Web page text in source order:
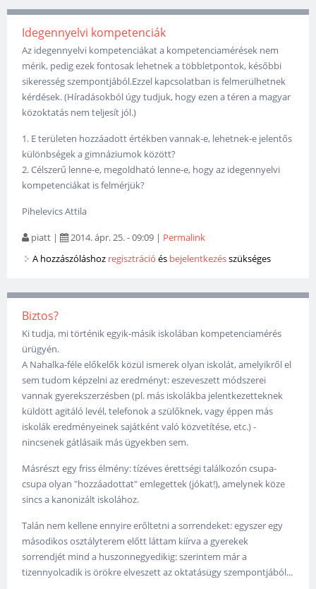
Idegennyelvi kompetenciák
Az idegennyelvi kompetenciákat a kompetenciamérések nem
mérik, pedig ezek fontosak lehetnek a többletpontok, későbbi
sikeresség szempontjából.Ezzel kapcsolatban is felmerülhetnek
kérdések. (Híradásokból úgy tudjuk, hogy ezen a téren a magyar
közoktatás nem teljesít jól.)
1. E területen hozzáadott értékben vannak-e, lehetnek-e jelentős
különbségek a gimnáziumok között?
2. Célszerű lenne-e, megoldható lenne-e, hogy az idegennyelvi
kompetenciákat is felmérjük?
Pihelevics Attila
piatt | 2014. ápr. 25. - 09:09 | Permalink
A hozzászóláshoz regisztráció és bejelentkezésszükséges
Biztos?
Ki tudja, mi történik egyik-másik iskolában kompetenciamérés
ürügyén.
A Nahalka-féle előkelők közül ismerek olyan iskolát, amelyikről el
sem tudom képzelni az eredményt: eszeveszett módszerei
vannak gyerekszerzésben (pl. más iskolákba jelentkezetteknek
küldött agitáló levél, telefonok a szülőknek, vagy éppen más
iskolák eredményeinek sajátként való közvetítése, etc.) -
nincsenek gátlásaik más ügyekben sem.
Másrészt egy friss élmény: tízéves érettségi találkozón csupa-
csupa olyan "hozzáadottat" emlegettek (jókat!), amelynek köze
sincs a kanonizált iskolához.
Talán nem kellene ennyire erőltetni a sorrendeket: egyszer egy
másodikos osztályterem előtt láttam kiírva a gyerekek
sorrendjét mind a huszonnegyedikig: szerintem már a
tizennyolcadik is örökre elveszett az oktatásügy szempontjából...